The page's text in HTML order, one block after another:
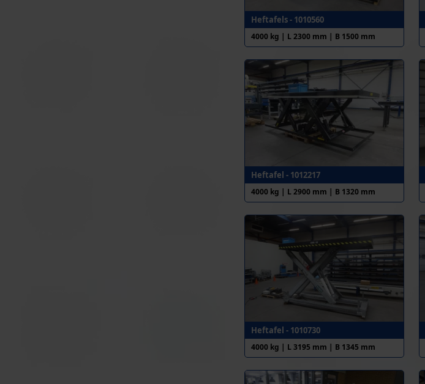
Heftafels - 1010560
4000 kg | L 2300 mm | B 1500 mm
Heftafel - 1012217
4000 kg | L 2900 mm | B 1320 mm
Heftafel - 1010730
4000 kg | L 3195 mm | B 1345 mm